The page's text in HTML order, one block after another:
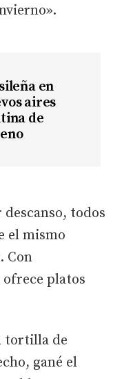
en
aires
de
todos
el mismo
Con
platos
tortilla de
gané el